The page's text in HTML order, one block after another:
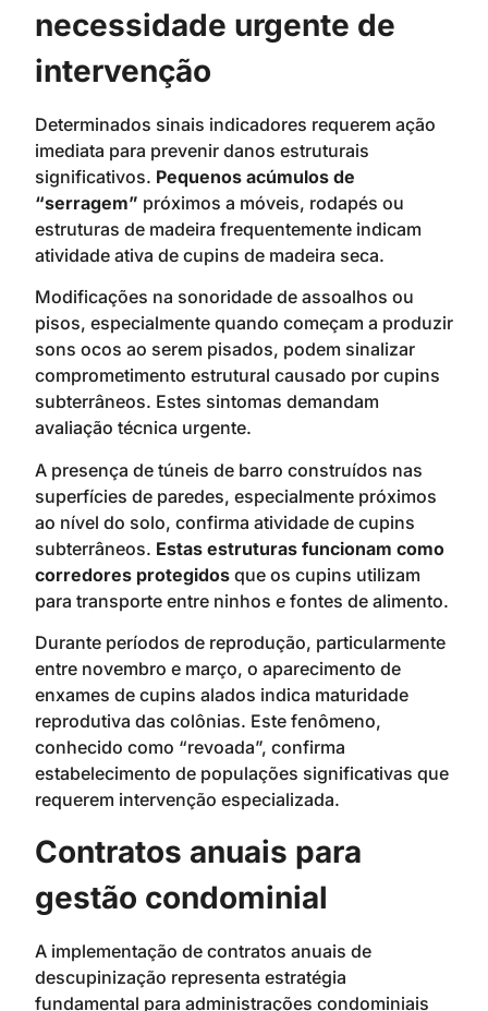
necessidade urgente de
intervenção
Determinados sinais indicadores requerem ação
imediata para prevenir danos estruturais
significativos. Pequenos acúmulos de
“serragem” próximos a móveis, rodapés ou
estruturas de madeira frequentemente indicam
atividade ativa de cupins de madeira seca.
Modificações na sonoridade de assoalhos ou
pisos, especialmente quando começam a produzir
sons ocos ao serem pisados, podem sinalizar
comprometimento estrutural causado por cupins
subterrâneos. Estes sintomas demandam
avaliação técnica urgente.
A presença de túneis de barro construídos nas
superfícies de paredes, especialmente próximos
ao nível do solo, confirma atividade de cupins
subterrâneos. Estas estruturas funcionam como
corredores protegidos que os cupins utilizam
para transporte entre ninhos e fontes de alimento.
Durante períodos de reprodução, particularmente
entre novembro e março, o aparecimento de
enxames de cupins alados indica maturidade
reprodutiva das colônias. Este fenômeno,
conhecido como “revoada”, confirma
estabelecimento de populações significativas que
requerem intervenção especializada.
Contratos anuais para
gestão condominial
A implementação de contratos anuais de
descupinização representa estratégia
fundamental para administrações condominiais